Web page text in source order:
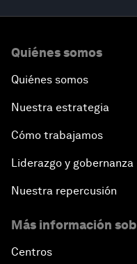
Quiénes somos
Quiénes somos
Nuestra estrategia
Cómo trabajamos
Liderazgo y gobernanza
Nuestra repercusión
Más información
Centros